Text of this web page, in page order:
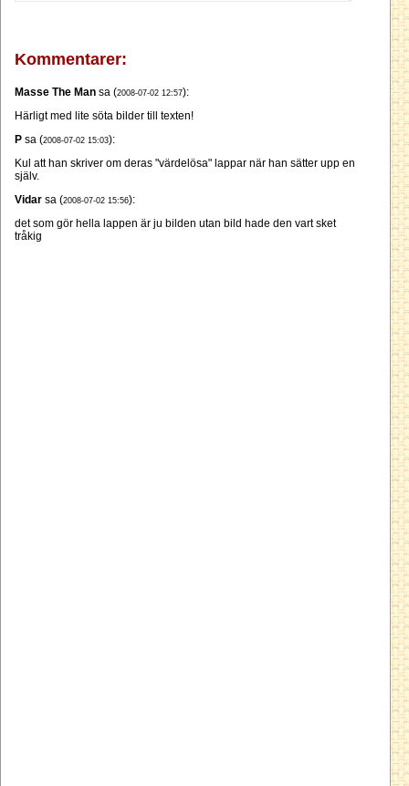
Kommentarer:
Masse The Man sa (2008-07-02 12:57):
Härligt med lite söta bilder till texten!
P sa (2008-07-02 15:03):
Kul att han skriver om deras "värdelösa" lappar när han sätter upp en
själv.
Vidar sa (2008-07-02 15:56):
det som gör hella lappen är ju bilden utan bild hade den vart sket
tråkig